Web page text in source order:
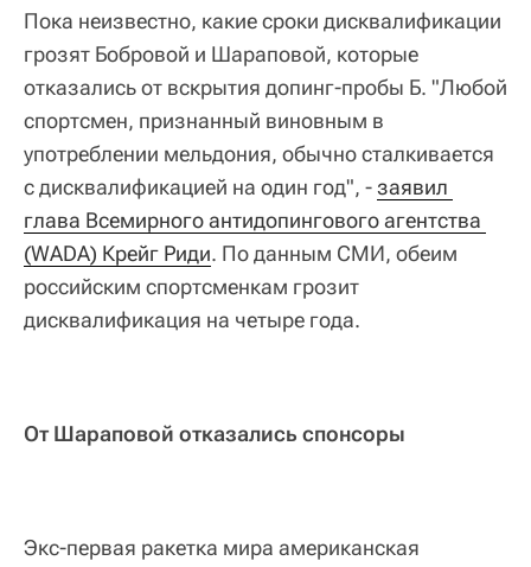
Пока неизвестно, какие сроки дисквалификации
грозят Бобровой и Шараповой, которые
отказались от вскрытия допинг-пробы Б. "Любой
спортсмен, признанный виновным в
употреблении мельдония, обычно сталкивается
с дисквалификацией на один год", -заявил
глава Всемирного антидопингового агентства
(WADA) Крейг Риди. По данным СМИ, обеим
российским спортсменкам грозит
дисквалификация на четыре года.
От Шараповой отказались спонсоры
Экс-первая ракетка мира американская